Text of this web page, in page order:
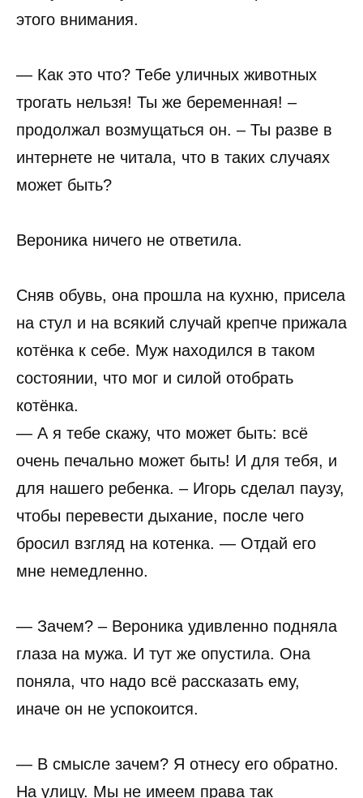
этого внимания.
— Как это что? Тебе уличных животных
трогать нельзя! Ты же беременная! –
продолжал возмущаться он. – Ты разве в
интернете не читала, что в таких случаях
может быть?
Вероника ничего не ответила.
Сняв обувь, она прошла на кухню, присела
на стул и на всякий случай крепче прижала
котёнка к себе. Муж находился в таком
состоянии, что мог и силой отобрать
котёнка.
— А я тебе скажу, что может быть: всё
очень печально может быть! И для тебя, и
для нашего ребенка. – Игорь сделал паузу,
чтобы перевести дыхание, после чего
бросил взгляд на котенка. — Отдай его
мне немедленно.
— Зачем? – Вероника удивленно подняла
глаза на мужа. И тут же опустила. Она
поняла, что надо всё рассказать ему,
иначе он не успокоится.
— В смысле зачем? Я отнесу его обратно.
На улицу. Мы не имеем права так